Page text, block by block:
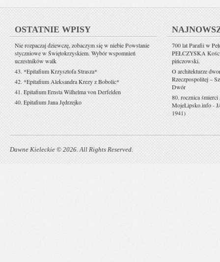
OSTATNIE WPISY
Nie rozpaczaj dziewczę, zobaczym się w niebie Powstanie
styczniowe w Świętokrzyskiem. Wybór wspomnień
uczestników walk
43. *Epitafium Krzysztofa Strasza*
42. *Epitafium Aleksandra Krezy z Bobolic*
41. Epitafium Ernsta Wilhelma von Derfelden
40. Epitafium Jana Jędrzejko
700 lat Parafii w
PEŁCZYSKA
pińczowski.
O architekturze
Rzeczpospolitej –
Dwór
80. rocznica
MojeLipsko.info-
1941)
Dawne Kieleckie © 2026. All Rights Reserved.